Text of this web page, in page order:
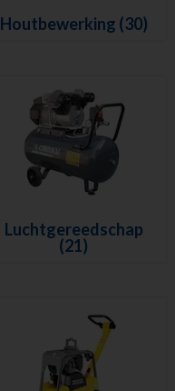
Houtbewerking (30)
Luchtgereedschap
(21)